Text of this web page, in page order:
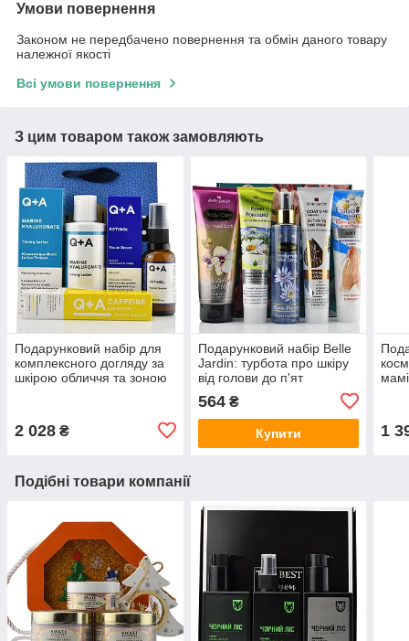
Умови повернення
Законом не передбачено повернення та обмін даного товару
належної якості
Всі умови повернення
З цим товаром також замовляють
Подарунковий набір для
комплексного догляду за
шкірою обличчя та зоною
2 028 ₴
Подарунковий набір Belle
Jardin: турбота про шкіру
від голови до п'ят
564₴
Купити 1
Подібні товари компанії